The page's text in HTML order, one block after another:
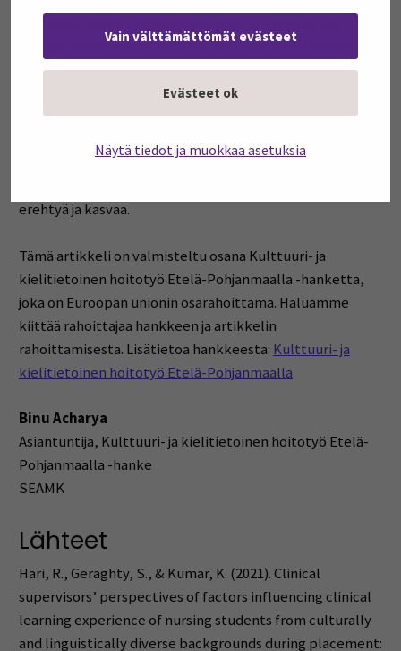
Vain välttämättömät evästeet
Evästeet ok
Näytä tiedot ja muokkaa asetuksia
ohjaajat voivat rakentaa siltoja eri taustoista tulevien
opiskelijoiden ja suomalaisen hoitotyön välillä. Jotta
kliininen harjoittelu voisi täyttää tehtävänsä
ammatillisena kasvualustana, tarvitaan johdonmukaista
sitoutunutta ohjausta. Taitava ohjaaja ei ainoastaan
erehtyä ja kasvaa.
Tämä artikkeli on valmisteltu osana Kulttuuri- ja
kielitietoinen hoitotyö Etelä-Pohjanmaalla -hanketta,
joka on Euroopan unionin osarahoittama. Haluamme
kiittää rahoittajaa hankkeen ja artikkelin
rahoittamisesta. Lisätietoa hankkeesta: Kulttuuri- ja
kielitietoinen hoitotyö Etelä-Pohjanmaalla
Binu Acharya
Asiantuntija, Kulttuuri- ja kielitietoinen hoitotyö Etelä-
Pohjanmaalla -hanke
SEAMK
Lähteet
Hari, R., Geraghty, S., & Kumar, K. (2021). Clinical
supervisors’ perspectives of factors​ ​influencing clinical
learning experience of nursing students from culturally
and​ ​linguistically diverse backgrounds during placement: